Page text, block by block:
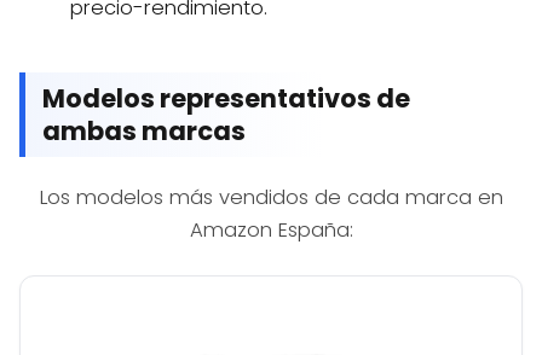
precio-rendimiento.
Modelos representativos de
ambas marcas
Los modelos más vendidos de cada marca en
Amazon España: